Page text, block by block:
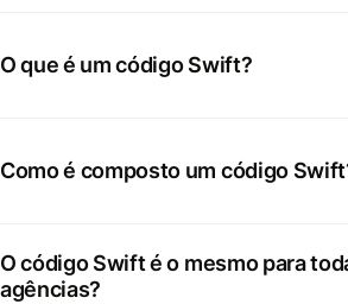
O que é um código Swift?
Como é composto um código
O código Swift é o mesmo para
agências?